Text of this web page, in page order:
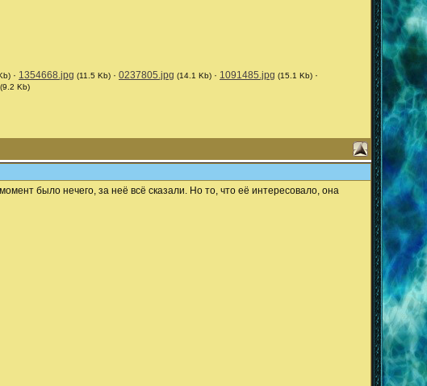
· 1354668.jpg (11.5 Kb) · 0237805.jpg (14.1 Kb) · 1091485.jpg (15.1 Kb) ·
(9.2 Kb)
было нечего, за неё всё сказали. Но то, что её интересовало, она